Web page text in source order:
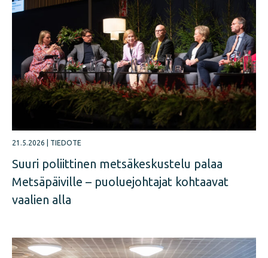
21.5.2026 TIEDOTE
Suuri poliittinen metsäkeskustelu palaa
Metsäpäiville – puoluejohtajat kohtaavat
vaalien alla